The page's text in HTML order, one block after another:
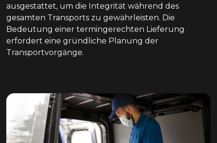
ausgestattet, um die Integrität während des
gesamten Transports zu gewährleisten. Die
Bedeutung einer termingerechten Lieferung
erfordert eine gründliche Planung der
Transportvorgänge.